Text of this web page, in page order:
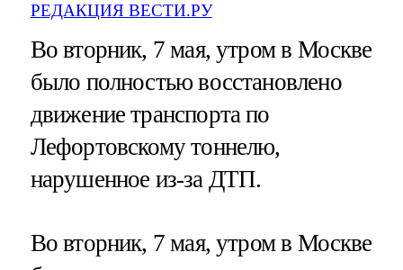
РЕДАКЦИЯ ВЕСТИ.РУ
Во вторник, 7 мая, утром в Москве
было полностью восстановлено
движение транспорта по
Лефортовскому тоннелю,
нарушенное из-за ДТП.
Во вторник, 7 мая, утром в Москве